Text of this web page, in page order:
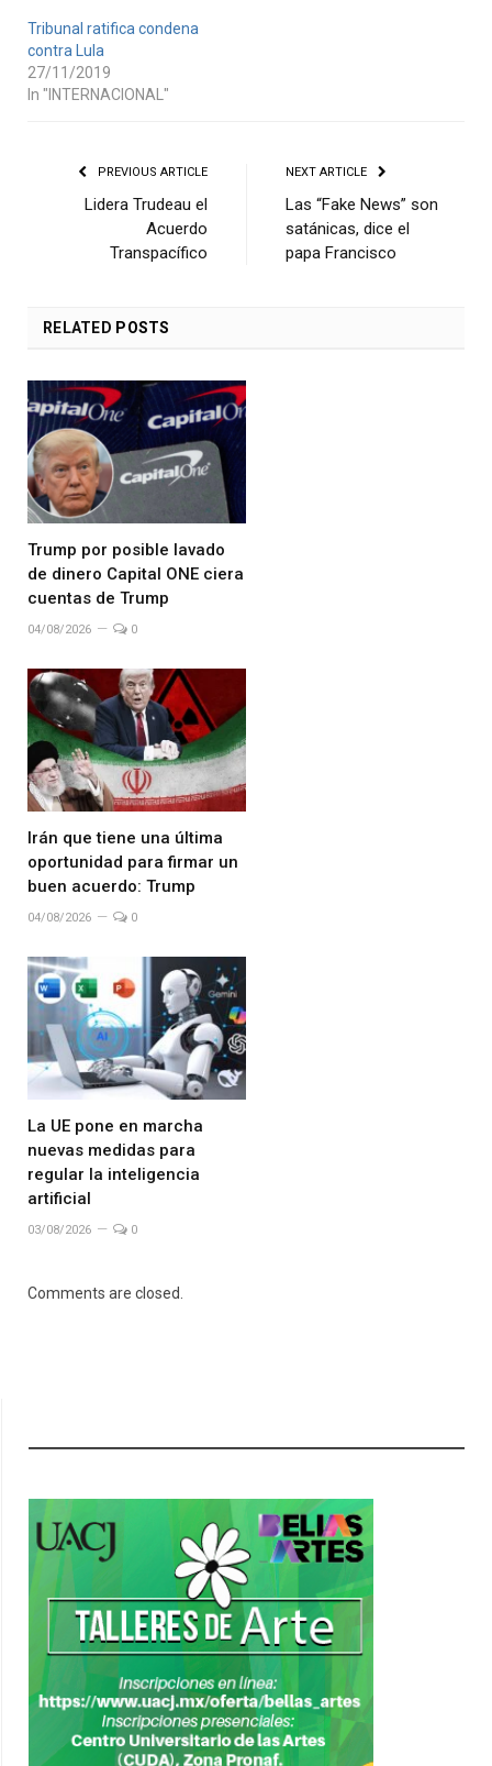
Tribunal ratifica condena
contra Lula
27/11/2019
In "INTERNACIONAL"
PREVIOUS ARTICLE
Lidera Trudeau el
Acuerdo
Transpacífico
NEXT ARTICLE
Las “Fake News” son
satánicas, dice el
papa Francisco
RELATED POSTS
Trump por posible lavado
de dinero Capital ONE ciera
cuentas de Trump
04/08/2026 0
Irán que tiene una última
oportunidad para firmar un
buen acuerdo: Trump
04/08/2026 0
La UE pone en marcha
nuevas medidas para
regular la inteligencia
artificial
03/08/2026 0
Comments are closed.